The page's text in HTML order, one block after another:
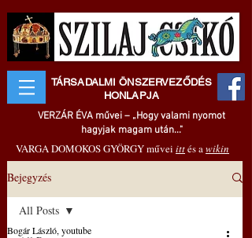
TÁRSADALMI ÖNSZERVEZŐDÉS
HONLAPJA
VERZÁR ÉVA művei – „Hogy valami nyomot
hagyjak magam után..."
VARGA DOMOKOS GYÖRGY művei ittés awikin
Bejegyzés
All Posts
Bogár László, youtube